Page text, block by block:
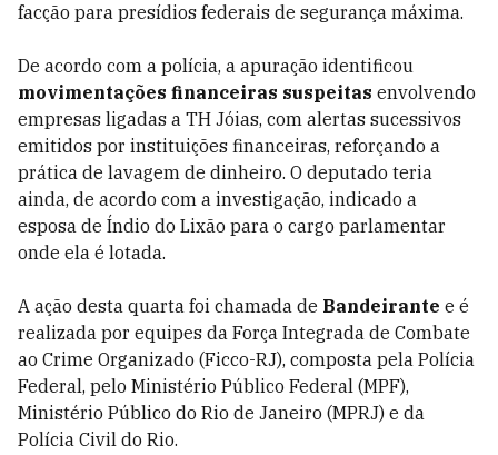
facção para presídios federais de segurança máxima.
De acordo com a polícia, a apuração identificou
movimentações financeiras suspeitas envolvendo
empresas ligadas a TH Jóias, com alertas sucessivos
emitidos por instituições financeiras, reforçando a
prática de lavagem de dinheiro. O deputado teria
ainda, de acordo com a investigação, indicado a
esposa de Índio do Lixão para o cargo parlamentar
onde ela é lotada.
A ação desta quarta foi chamada de Bandeirante e é
realizada por equipes da Força Integrada de Combate
ao Crime Organizado (Ficco-RJ), composta pela Polícia
Federal, pelo Ministério Público Federal (MPF),
Ministério Público do Rio de Janeiro (MPRJ) e da
Polícia Civil do Rio.